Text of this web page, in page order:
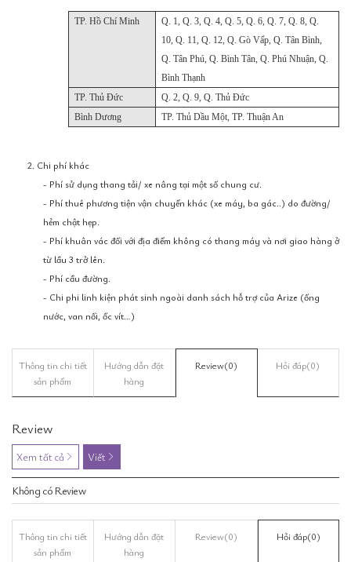
TP. Hồ Chí Minh
Q. 1, Q. 3, Q. 4, Q. 5, Q. 6, Q. 7, Q. 8, Q.
10, Q. 11, Q. 12, Q. Gò Vấp, Q. Tân Bình,
Q. Tân Phú, Q. Bình Tân, Q. Phú Nhuận, Q.
Bình Thạnh
TP. Thủ Đức
Q. 2, Q. 9, Q. Thủ Đức
Bình Dương
TP. Thủ Dầu Một, TP. Thuận An
2. Chi phí khác
- Phí sử dụng thang tải/ xe nâng tại một số chung cư.
- Phí thuê phương tiện vận chuyển khác (xe máy, ba gác..) do đường/
hẻm chật hẹp.
- Phí khuân vác đối với địa điểm không có thang máy và nơi giao hàng ở
từ lầu 3 trở lên.
- Phí cầu đường.
- Chi phi linh kiện phát sinh ngoài danh sách hỗ trợ của Arize (ống
nước, van nối, ốc vít…)
Thông tin chi tiết
sản phẩm
Hướng dẫn đặt
hàng
Review(0) Hỏi đáp(0)
Review
Xem tất cả Viết
Không có Review
Thông tin chi tiết
sản phẩm
Hướng dẫn đặt
hàng
Review(0) Hỏi đáp(0)